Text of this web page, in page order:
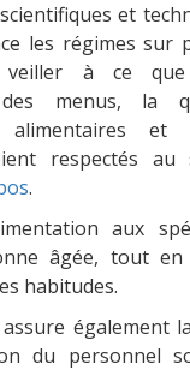
et
les régimes sur
à ce que
menus, la
alimentaires et
respectés
.
aux
âgée, tout en
habitudes.
également
du personnel